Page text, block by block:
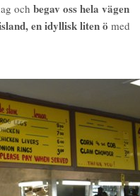
och begav oss hela vägen
en idyllisk liten ö med